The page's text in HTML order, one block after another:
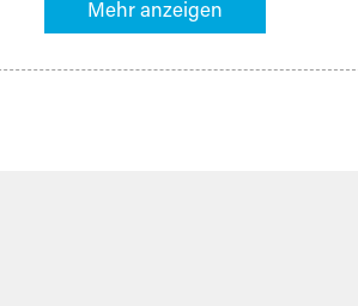
Partners mit Lagermöglichkeiten in
können Sie anschließend Ihren